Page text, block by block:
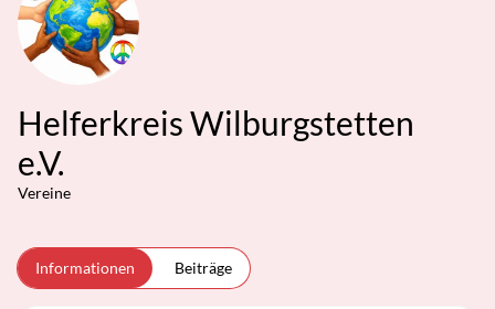
Helferkreis Wilburgstetten
e.V.
Vereine
Informationen Beiträge